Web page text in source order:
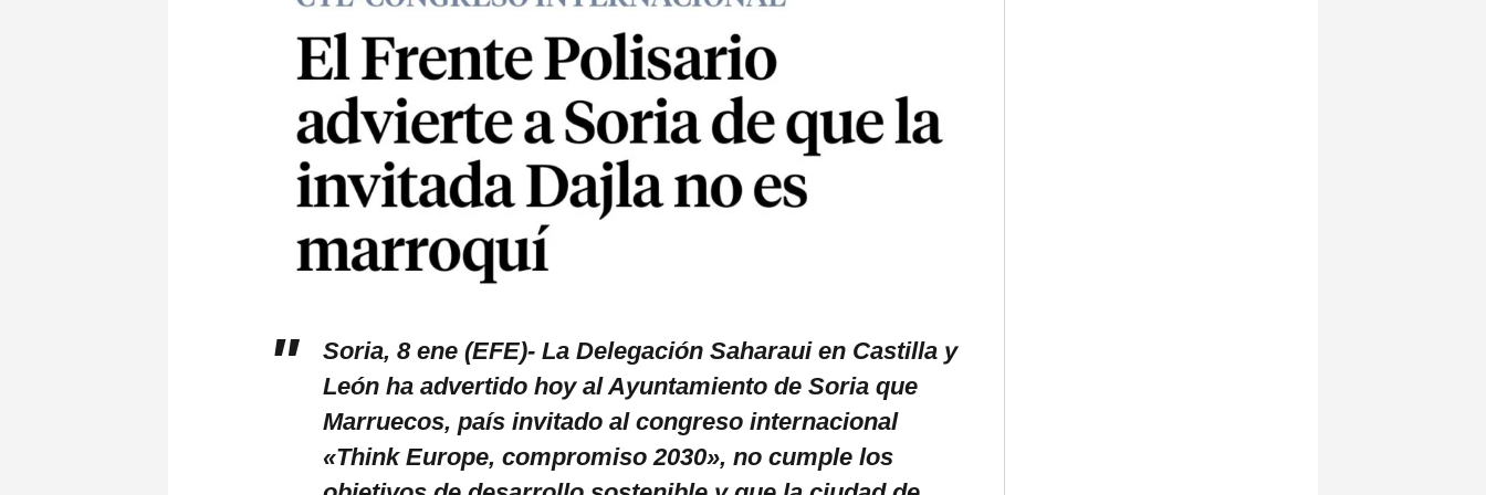
Soria, 8 ene (EFE)- La Delegación Saharaui en Castilla y
León ha advertido hoy al Ayuntamiento de Soria que
Marruecos, país invitado al congreso internacional
«Think Europe, compromiso 2030», no cumple los